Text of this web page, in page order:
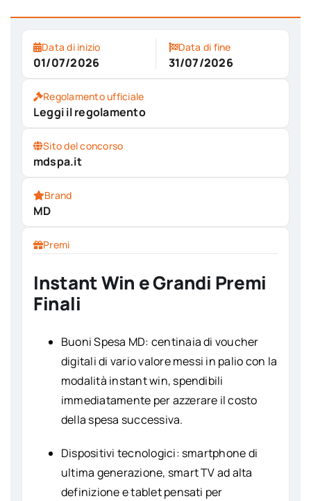
Data di inizio
01/07/2026
Data di fine
31/07/2026
Regolamento ufficiale
Leggi il regolamento
Sito del concorso
mdspa.it
Brand
MD
Premi
Instant Win e Grandi Premi
Finali
Buoni Spesa MD: centinaia di voucher
digitali di vario valore messi in palio con la
modalità instant win, spendibili
immediatamente per azzerare il costo
della spesa successiva.
Dispositivi tecnologici: smartphone di
ultima generazione, smart TV ad alta
definizione e tablet pensati per